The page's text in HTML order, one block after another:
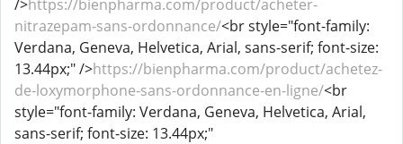
/>https://bienpharma.com/product/acheter-
nitrazepam-sans-ordonnance/<br style="font-family:
Verdana, Geneva, Helvetica, Arial, sans-serif; font-size:
13.44px;" />https://bienpharma.com/product/achetez-
de-loxymorphone-sans-ordonnance-en-ligne/<br
style="font-family: Verdana, Geneva, Helvetica, Arial,
sans-serif; font-size: 13.44px;"